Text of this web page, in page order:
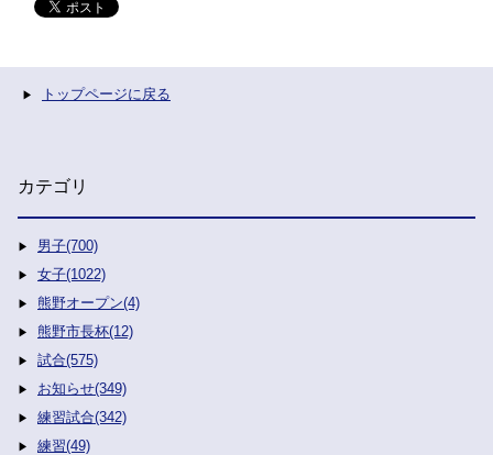
トップページに戻る
カテゴリ
男子(700)
女子(1022)
熊野オープン(4)
熊野市長杯(12)
試合(575)
お知らせ(349)
練習試合(342)
練習(49)